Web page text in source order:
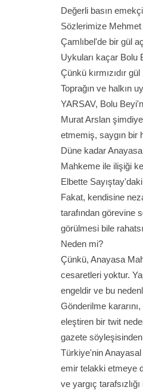
Değerli basın
Sözlerimize
Çamlıbel'de bir gül
Uykuları kaçar Bolu
Çünkü kırmızıdır gül
Toprağın ve halkın
YARSAV, Bolu
Murat Arslan
etmemiş, saygın bir
Düne kadar
Mahkeme ile ilişiği
Elbette
Fakat, kendisine
tarafından görevine
görülmesi bile
Neden mi?
Çünkü, Anayasa
cesaretleri yoktur.
engeldir ve bu
Gönderilme
eleştiren bir twit
gazete
Türkiye'nin Anayasal
emir telakki etmeye
ve yargıç